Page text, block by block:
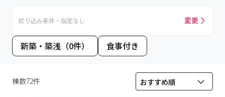
絞り込み条件・指定なし 変更
新築・築浅（0件） 食事付き
棟数72件